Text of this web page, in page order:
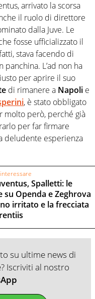
arrivato la scorsa
il ruolo di direttore
dalla Juve. Le
fosse ufficializzato il
stava facendo di
panchina. L’ad non ha
per aprire il suo
di rimanere a Napoli e
, è stato obbligato
molto però, perché già
per far firmare
deludente esperienza
Spalletti: le
su Openda e Zeghrova
irritato e la frecciata
su ultime news di
Iscriviti al nostro